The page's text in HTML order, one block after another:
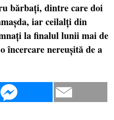
bărbați, dintre care doi
iar ceilalți din
la finalul lunii mai de
încercare nereușită de a